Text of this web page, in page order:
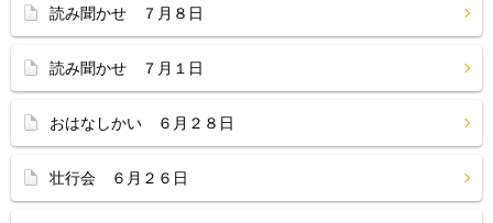
読み聞かせ ７月８日
読み聞かせ ７月１日
おはなしかい ６月２８日
壮行会 ６月２６日